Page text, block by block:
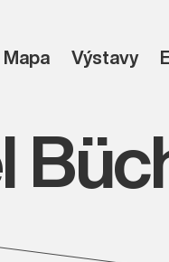
Mapa Výstavy